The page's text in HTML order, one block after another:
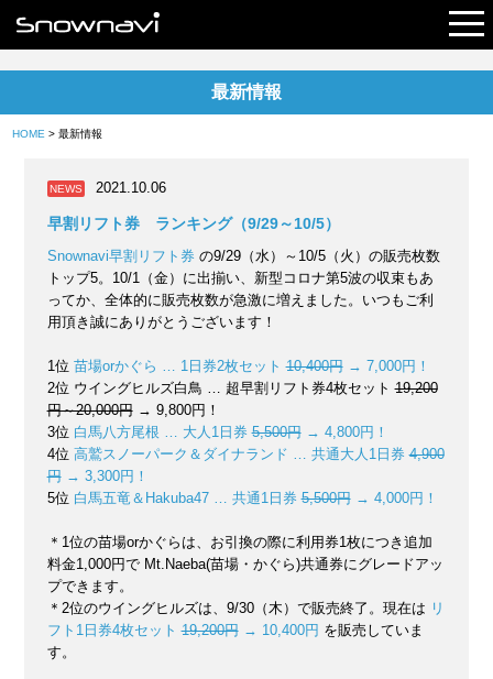
最新情報
HOME > 最新情報
NEWS 2021.10.06
早割リフト券 ランキング（9/29～10/5）
Snownavi早割リフト券 の9/29（水）～10/5（火）の販売枚数
トップ5。10/1（金）に出揃い、新型コロナ第5波の収束もあ
ってか、全体的に販売枚数が急激に増えました。いつもご利
用頂き誠にありがとうございます！
1位 苗場orかぐら … 1日券2枚セット10,400円→ 7,000円！
2位 ウイングヒルズ白鳥 … 超早割リフト券4枚セット19,200
円～20,000円→ 9,800円！
3位 白馬八方尾根 … 大人1日券5,500円→ 4,800円！
4位 高鷲スノーパーク＆ダイナランド … 共通大人1日券4,900
円→ 3,300円！
5位 白馬五竜＆Hakuba47 … 共通1日券5,500円→ 4,000円！
＊1位の苗場orかぐらは、お引換の際に利用券1枚につき追加
料金1,000円で Mt.Naeba(苗場・かぐら)共通券にグレードアッ
プできます。
＊2位のウイングヒルズは、9/30（木）で販売終了。現在は リ
フト1日券4枚セット19,200円→ 10,400円 を販売していま
す。